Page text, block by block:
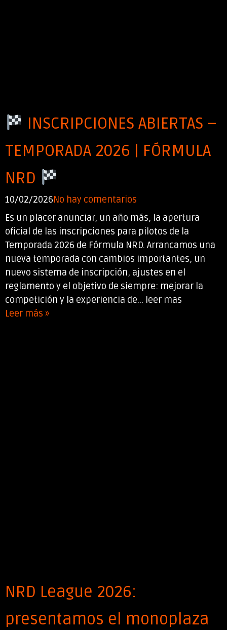
INSCRIPCIONES ABIERTAS –
TEMPORADA 2026 | FÓRMULA
NRD
10/02/2026No hay comentarios
Es un placer anunciar, un año más, la apertura
oficial de las inscripciones para pilotos de la
Temporada 2026 de Fórmula NRD. Arrancamos una
nueva temporada con cambios importantes, un
nuevo sistema de inscripción, ajustes en el
reglamento y el objetivo de siempre: mejorar la
competición y la experiencia de... leer mas
Leer más »
NRD League 2026:
presentamos el monoplaza